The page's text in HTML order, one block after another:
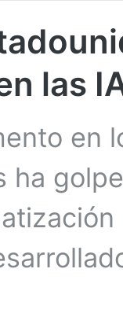
las
en
ha